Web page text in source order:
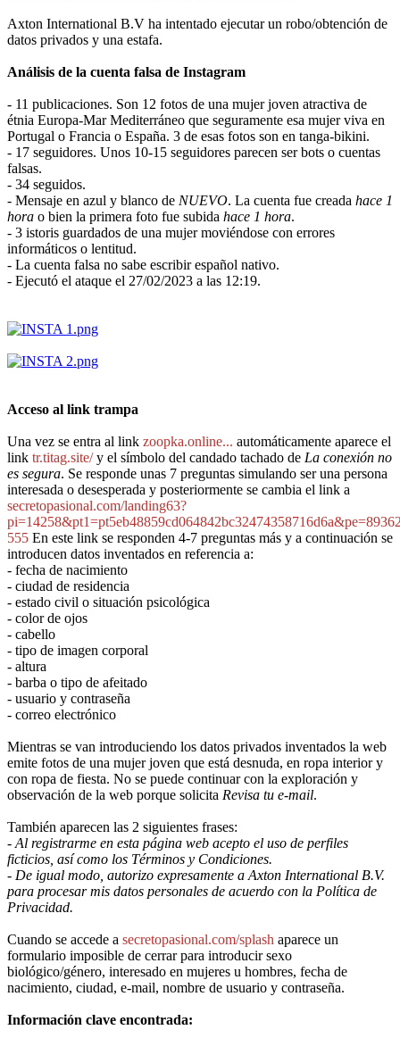
Axton International B.V ha intentado ejecutar un robo/obtención de
datos privados y una estafa.
Análisis de la cuenta falsa de Instagram
- 11 publicaciones. Son 12 fotos de una mujer joven atractiva de
étnia Europa-Mar Mediterráneo que seguramente esa mujer viva en
Portugal o Francia o España. 3 de esas fotos son en tanga-bikini.
- 17 seguidores. Unos 10-15 seguidores parecen ser bots o cuentas
falsas.
- 34 seguidos.
- Mensaje en azul y blanco de NUEVO. La cuenta fue creada hace 1
hora o bien la primera foto fue subida hace 1 hora.
- 3 istoris guardados de una mujer moviéndose con errores
informáticos o lentitud.
- La cuenta falsa no sabe escribir español nativo.
- Ejecutó el ataque el 27/02/2023 a las 12:19.
Acceso al link trampa
Una vez se entra al link zoopka.online... automáticamente aparece el
link tr.titag.site/y el símbolo del candado tachado de La conexión no
es segura. Se responde unas 7 preguntas simulando ser una persona
interesada o desesperada y posteriormente se cambia el link a
secretopasional.com/landing63?
555 En este link se responden 4-7 preguntas más y a continuación se
introducen datos inventados en referencia a:
- fecha de nacimiento
- ciudad de residencia
- estado civil o situación psicológica
- color de ojos
- cabello
- tipo de imagen corporal
- altura
- barba o tipo de afeitado
- usuario y contraseña
- correo electrónico
Mientras se van introduciendo los datos privados inventados la web
emite fotos de una mujer joven que está desnuda, en ropa interior y
con ropa de fiesta. No se puede continuar con la exploración y
observación de la web porque solicita Revisa tu e-mail.
También aparecen las 2 siguientes frases:
- Al registrarme en esta página web acepto el uso de perfiles
ficticios, así como los Términos y Condiciones.
- De igual modo, autorizo expresamente a Axton International B.V.
para procesar mis datos personales de acuerdo con la Política de
Privacidad.
Cuando se accede a secretopasional.com/splash aparece un
formulario imposible de cerrar para introducir sexo
biológico/género, interesado en mujeres u hombres, fecha de
nacimiento, ciudad, e-mail, nombre de usuario y contraseña.
Información clave encontrada: